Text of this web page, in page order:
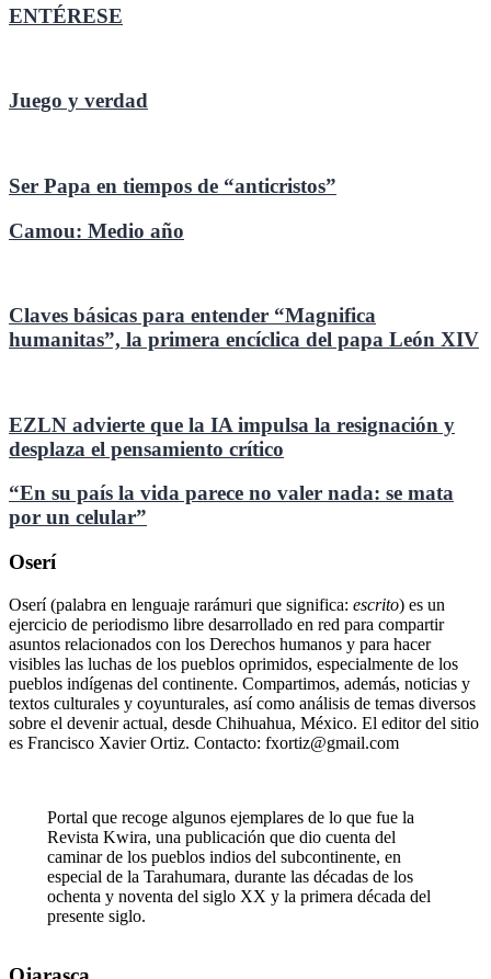
ENTÉRESE
Juego y verdad
Ser Papa en tiempos de “anticristos”
Camou: Medio año
Claves básicas para entender “Magnifica
humanitas”, la primera encíclica del papa León XIV
EZLN advierte que la IA impulsa la resignación y
desplaza el pensamiento crítico
“En su país la vida parece no valer nada: se mata
por un celular”
Oserí
Oserí (palabra en lenguaje rarámuri que significa: escrito) es un
ejercicio de periodismo libre desarrollado en red para compartir
asuntos relacionados con los Derechos humanos y para hacer
visibles las luchas de los pueblos oprimidos, especialmente de los
pueblos indígenas del continente. Compartimos, además, noticias y
textos culturales y coyunturales, así como análisis de temas diversos
sobre el devenir actual, desde Chihuahua, México. El editor del sitio
es Francisco Xavier Ortiz. Contacto: fxortiz@gmail.com
Portal que recoge algunos ejemplares de lo que fue la
Revista Kwira, una publicación que dio cuenta del
caminar de los pueblos indios del subcontinente, en
especial de la Tarahumara, durante las décadas de los
ochenta y noventa del siglo XX y la primera década del
presente siglo.